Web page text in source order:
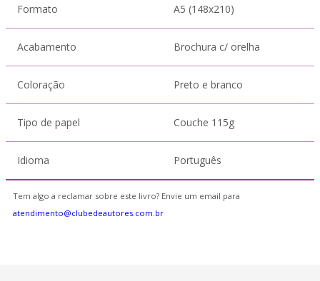
Formato A5 (148x210)
Acabamento Brochura c/ orelha
Coloração Preto e branco
Tipo de papel Couche 115g
Idioma Português
Tem algo a reclamar sobre este livro? Envie um email para
atendimento@clubedeautores.com.br